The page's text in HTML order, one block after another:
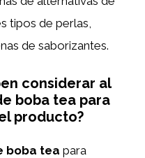
tipos de perlas,
de saborizantes.
considerar al
boba tea para
producto?
boba tea para